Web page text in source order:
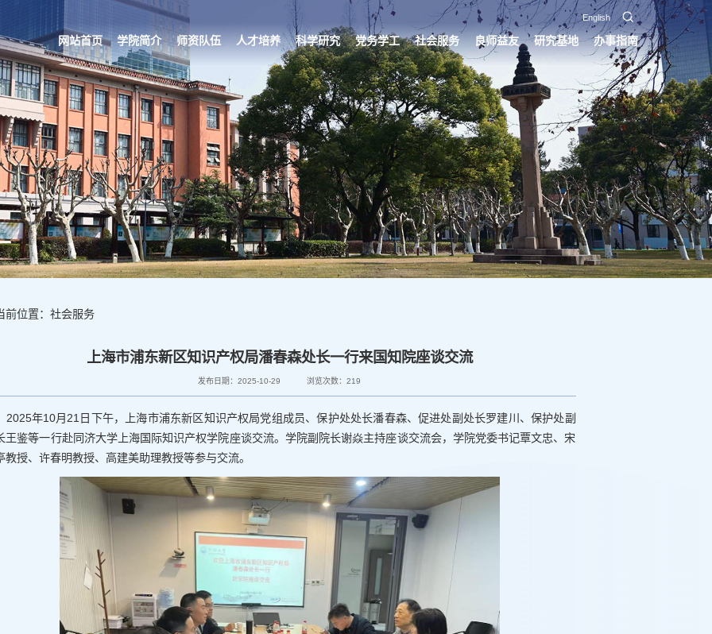
English
网站首页 学院简介 师资队伍 人才培养 科学研究 党务学工 社会服务 良师益友 研究基地 办事指南
前位置：社会服务
上海市浦东新区知识产权局潘春森处长一行来国知院座谈交流
发布日期：2025-10-29 浏览次数：219
2025年10月21日下午，上海市浦东新区知识产权局党组成员、保护处处长潘春森、促进处副处长罗建川、保护处副
王鉴等一行赴同济大学上海国际知识产权学院座谈交流。学院副院长谢焱主持座谈交流会，学院党委书记覃文忠、宋
教授、许春明教授、高建美助理教授等参与交流。